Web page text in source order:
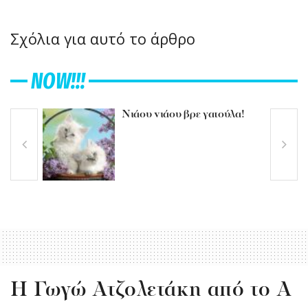
Σχόλια για αυτό το άρθρο
NOW!!!
Νιάου νιάου βρε γατούλα!
H Γωγώ Ατζολετάκη από το Α